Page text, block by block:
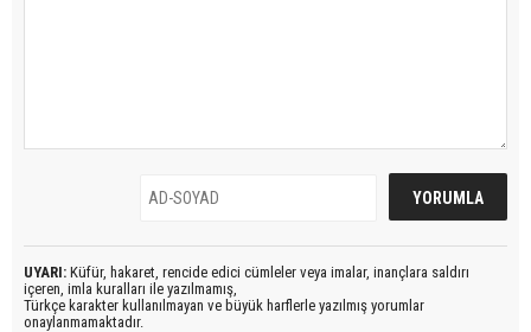
UYARI: Küfür, hakaret, rencide edici cümleler veya imalar, inançlara saldırı
içeren, imla kuralları ile yazılmamış,
Türkçe karakter kullanılmayan ve büyük harflerle yazılmış yorumlar
onaylanmamaktadır.